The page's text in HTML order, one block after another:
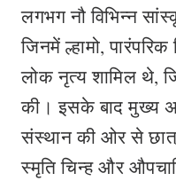
लगभग नौ विभिन्न
जिनमें ल्हामो,
लोक नृत्य शामिल थे,
की। इसके बाद मुख्य
संस्थान की ओर से
स्मृति चिन्ह और